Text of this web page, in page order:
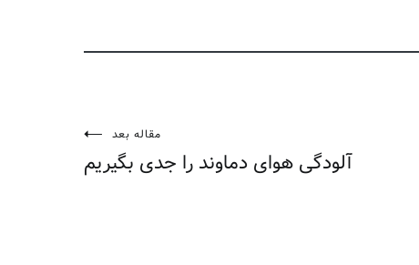
مقاله بعد
آلودگی هوای دماوند را جدی بگیریم